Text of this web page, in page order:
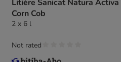
Litière Sanicat Natura Activa
Corn Cob
2 x 6 l
Not rated